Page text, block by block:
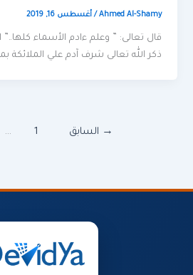
Ahmed Al-Shamy
/أغسطس 16, 2019
ذكر الله تعالى شرف آدم علي الملائكة
→ السابق 1
…